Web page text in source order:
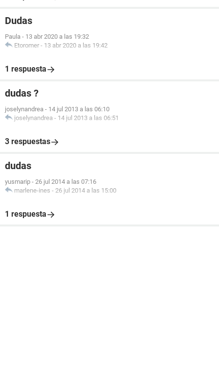
Dudas
Paula - 13 abr 2020 a las 19:32
Etoromer - 13 abr 2020 a las 19:42
1 respuesta
dudas ?
joselynandrea - 14 jul 2013 a las 06:10
joselynandrea - 14 jul 2013 a las 06:51
3 respuestas
dudas
yusmarip - 26 jul 2014 a las 07:16
marlene-ines - 26 jul 2014 a las 15:00
1 respuesta